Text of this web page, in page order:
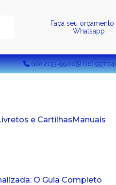
Faça seu
Whatsapp
(16) 2133-9900 (16)
Livretos e Cartilhas
Manuais
O Guia Completo